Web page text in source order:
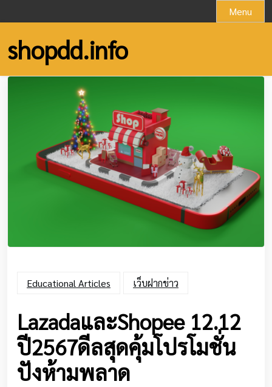
to
content
Menu
shopdd.info
Educational Articles เว็บฝากข่าว
LazadaและShopee 12.12
ปี2567ดีลสุดคุ้มโปรโมชั่น
ปังห้ามพลาด